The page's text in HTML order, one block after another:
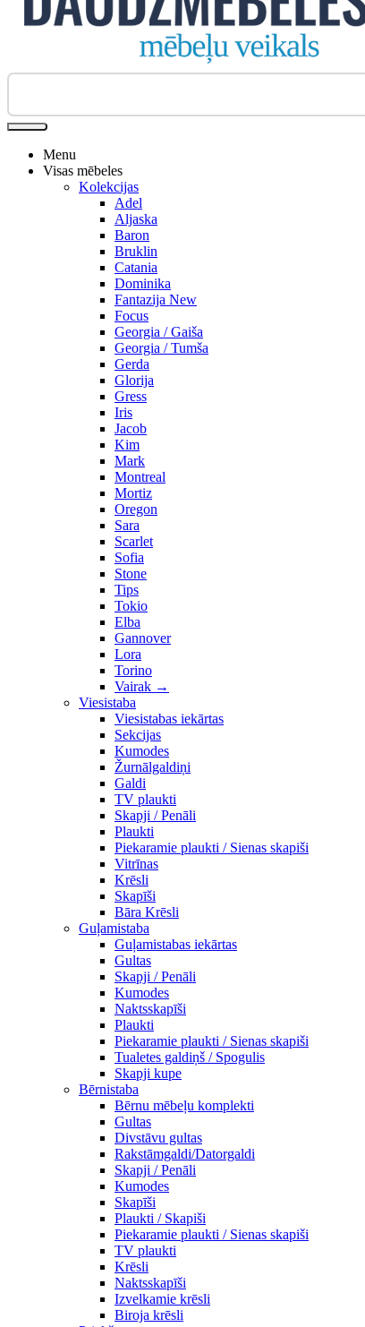
Biroja krēsli
Menu
Visas mēbeles
Kolekcijas
Adel
Aljaska
Baron
Bruklin
Catania
Dominika
Fantazija New
Focus
Georgia / Gaiša
Georgia / Tumša
Gerda
Glorija
Gress
Iris
Jacob
Kim
Mark
Montreal
Mortiz
Oregon
Sara
Scarlet
Sofia
Stone
Tips
Tokio
Elba
Gannover
Lora
Torino
Vairak →
Viesistaba
Viesistabas iekārtas
Sekcijas
Kumodes
Žurnālgaldiņi
Galdi
TV plaukti
Skapji / Penāli
Plaukti
Piekaramie plaukti / Sienas skapiši
Vitrīnas
Krēsli
Skapīši
Bāra Krēsli
Guļamistaba
Guļamistabas iekārtas
Gultas
Skapji / Penāli
Kumodes
Naktsskapīši
Plaukti
Piekaramie plaukti / Sienas skapiši
Tualetes galdiņš / Spogulis
Skapji kupe
Bērnistaba
Bērnu mēbeļu komplekti
Gultas
Divstāvu gultas
Rakstāmgaldi/Datorgaldi
Skapji / Penāli
Kumodes
Skapīši
Plaukti / Skapiši
Piekaramie plaukti / Sienas skapiši
TV plaukti
Krēsli
Naktsskapīši
Izvelkamie krēsli
Biroja krēsli